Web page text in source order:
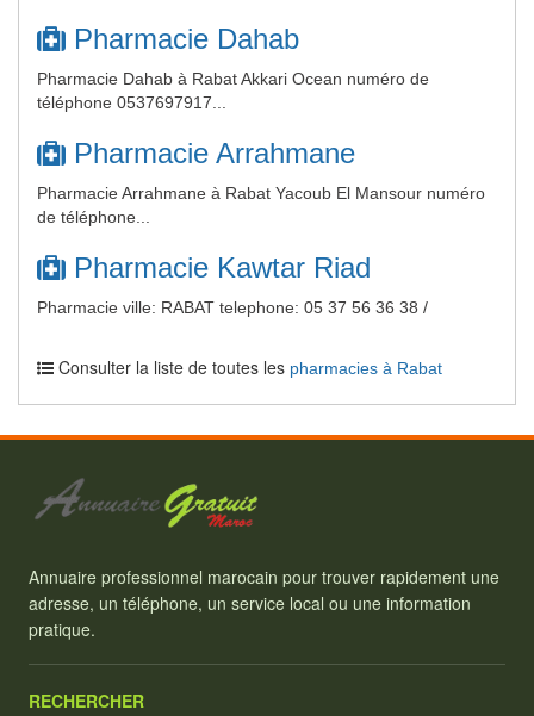
Pharmacie Dahab
Pharmacie Dahab à Rabat Akkari Ocean numéro de
téléphone 0537697917...
Pharmacie Arrahmane
Pharmacie Arrahmane à Rabat Yacoub El Mansour numéro
de téléphone...
Pharmacie Kawtar Riad
Pharmacie ville: RABAT telephone: 05 37 56 36 38 /
Consulter la liste de toutes les pharmacies à Rabat
Annuaire professionnel marocain pour trouver rapidement une
adresse, un téléphone, un service local ou une information
pratique.
RECHERCHER